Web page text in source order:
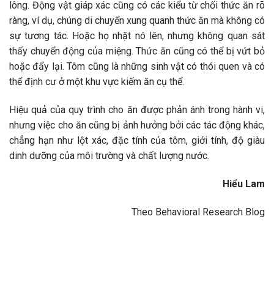
lông. Động vật giáp xác cũng có các kiểu từ chối thức ăn rõ
ràng, ví dụ, chúng di chuyển xung quanh thức ăn mà không có
sự tương tác. Hoặc họ nhặt nó lên, nhưng không quan sát
thấy chuyển động của miệng. Thức ăn cũng có thể bị vứt bỏ
hoặc đẩy lại. Tôm cũng là những sinh vật có thói quen và có
thể định cư ở một khu vực kiếm ăn cụ thể.
Hiệu quả của quy trình cho ăn được phản ánh trong hành vi,
nhưng việc cho ăn cũng bị ảnh hưởng bởi các tác động khác,
chẳng hạn như lột xác, đặc tính của tôm, giới tính, độ giàu
dinh dưỡng của môi trường và chất lượng nước.
Hiểu Lam
Theo Behavioral Research Blog